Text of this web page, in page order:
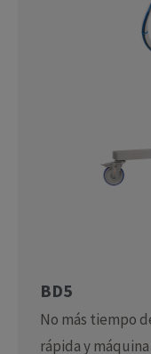
BD5
No más tiempo
rápida y